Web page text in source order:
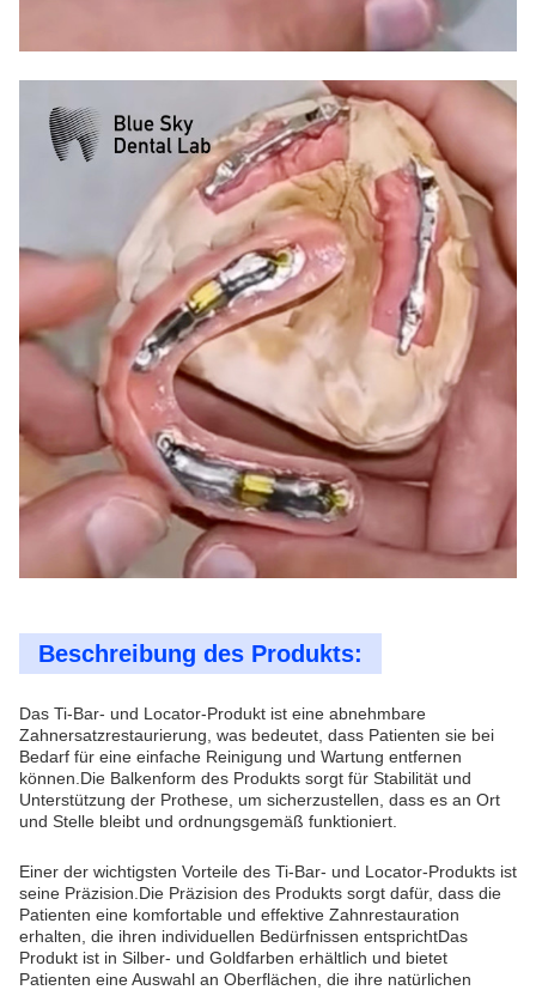
Beschreibung des Produkts:
Das Ti-Bar- und Locator-Produkt ist eine abnehmbare
Zahnersatzrestaurierung, was bedeutet, dass Patienten sie bei
Bedarf für eine einfache Reinigung und Wartung entfernen
können.Die Balkenform des Produkts sorgt für Stabilität und
Unterstützung der Prothese, um sicherzustellen, dass es an Ort
und Stelle bleibt und ordnungsgemäß funktioniert.
Einer der wichtigsten Vorteile des Ti-Bar- und Locator-Produkts ist
seine Präzision.Die Präzision des Produkts sorgt dafür, dass die
Patienten eine komfortable und effektive Zahnrestauration
erhalten, die ihren individuellen Bedürfnissen entsprichtDas
Produkt ist in Silber- und Goldfarben erhältlich und bietet
Patienten eine Auswahl an Oberflächen, die ihre natürlichen